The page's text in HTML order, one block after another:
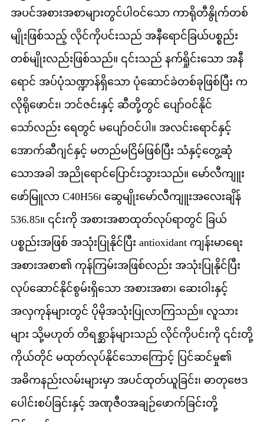
အပင်အစားအစာများတွင်ပါဝင်သော ကာရိုတီနွိုက်တစ်
မျိုးဖြစ်သည့် လိုင်ကိုပင်းသည် အနီရောင်ခြယ်ပစ္စည်း
တစ်မျိုးလည်းဖြစ်သည်။ ၎င်းသည် နက်ရှိုင်းသော အနီ
ရောင် အပ်ပုံသဏ္ဍာန်ရှိသော ပုံဆောင်ခဲတစ်ခုဖြစ်ပြီး က
လိုရိုဖောင်း၊ ဘင်ဇင်းနှင့် ဆီတို့တွင် ပျော်ဝင်နိုင်
သော်လည်း ရေတွင် မပျော်ဝင်ပါ။ အလင်းရောင်နှင့်
အောက်ဆီဂျင်နှင့် မတည်မငြိမ်ဖြစ်ပြီး သံနှင့်တွေ့ဆုံ
သောအခါ အညိုရောင်ပြောင်းသွားသည်။ မော်လီကျူး
ဖော်မြူလာ C40H56၊ ဆွေမျိုးမော်လီကျူးအလေးချိန်
536.85။ ၎င်းကို အစားအစာထုတ်လုပ်ရာတွင် ခြယ်
ပစ္စည်းအဖြစ် အသုံးပြုနိုင်ပြီး antioxidant ကျန်းမာရေး
အစားအစာ၏ ကုန်ကြမ်းအဖြစ်လည်း အသုံးပြုနိုင်ပြီး
လုပ်ဆောင်နိုင်စွမ်းရှိသော အစားအစာ၊ ဆေးဝါးနှင့်
အလှကုန်များတွင် ပိုမိုအသုံးပြုလာကြသည်။ လူသား
များ သို့မဟုတ် တိရစ္ဆာန်များသည် လိုင်ကိုပင်းကို ၎င်းတို့
ကိုယ်တိုင် မထုတ်လုပ်နိုင်သောကြောင့် ပြင်ဆင်မှု၏
အဓိကနည်းလမ်းများမှာ အပင်ထုတ်ယူခြင်း၊ ဓာတုဗေဒ
ပေါင်းစပ်ခြင်းနှင့် အဏုဇီဝအချဉ်ဖောက်ခြင်းတို့